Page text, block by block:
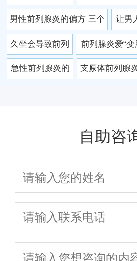
何正确保养？ 么蔬菜 这三种蔬
菜最宜选择
男性前列腺炎的偏方 三个
偏方帮助恢复
让男
久坐会导致前列
腺炎么?
前列腺炎爱“
急性前列腺炎的 支原体前列腺
方法
自助咨